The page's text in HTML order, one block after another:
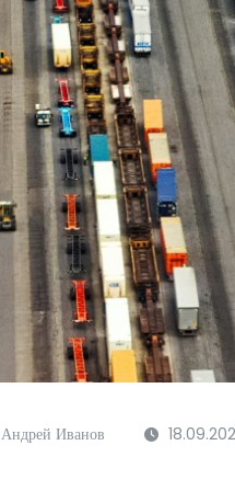
Андрей Иванов